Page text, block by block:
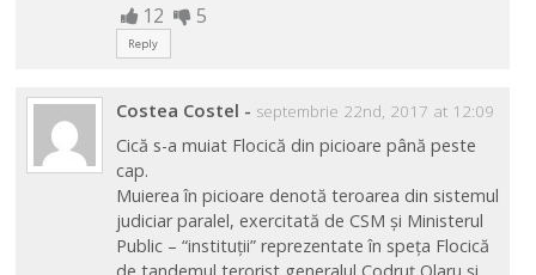
12 5
Reply
Costea Costel - septembrie 22nd, 2017 at 12:09
Cică s-a muiat Flocică din picioare până peste
cap.
Muierea în picioare denotă teroarea din sistemul
judiciar paralel, exercitată de CSM și Ministerul
Public – “instituții” reprezentate în speța Flocică